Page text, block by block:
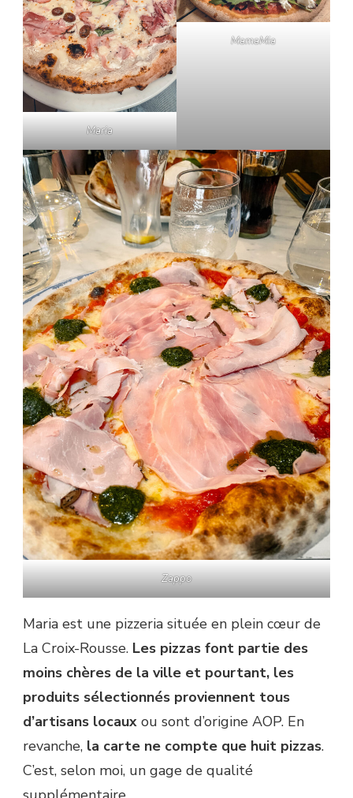
Maria
MamaMia
Zappo
Maria est une pizzeria située en plein cœur de
La Croix-Rousse. Les pizzas font partie des
moins chères de la ville et pourtant, les
produits sélectionnés proviennent tous
d’artisans locaux ou sont d’origine AOP. En
revanche, la carte ne compte que huit pizzas.
C’est, selon moi, un gage de qualité